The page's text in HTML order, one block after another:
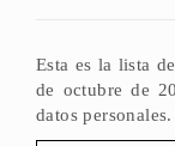
Esta es la lista
de octubre de
datos personales.